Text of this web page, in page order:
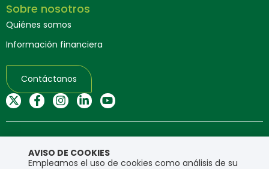
Sobre nosotros
Quiénes somos
Información financiera
Contáctanos
Mapa del sitio web
Copyright © Ensa. Todos los derechos reservados.
AVISO DE COOKIES
Empleamos el uso de cookies como análisis de su